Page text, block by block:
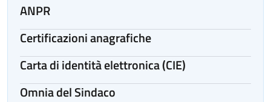
ANPR
Certificazioni anagrafiche
Carta di identità elettronica (CIE)
Omnia del Sindaco